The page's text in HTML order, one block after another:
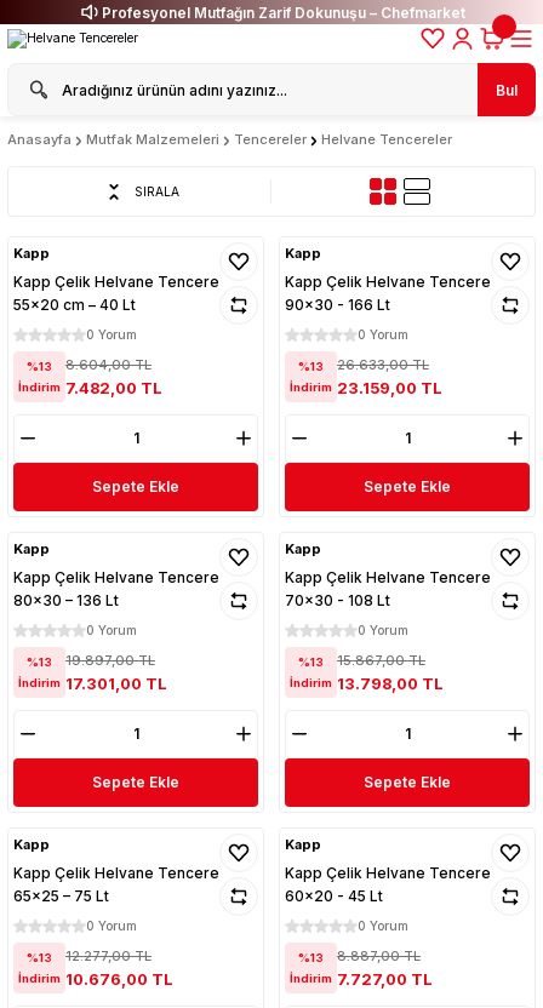
Profesyonel Mutfağın Zarif Dokunuşu – Chefmarket
Bul
Anasayfa Mutfak Malzemeleri Tencereler Helvane Tencereler
SIRALA
Kapp
Kapp Çelik Helvane Tencere
55x20 cm – 40 Lt
0 Yorum
%13
İndirim
8.604,00 TL
7.482,00 TL
Sepete Ekle
Kapp
Kapp Çelik Helvane Tencere
90x30 - 166 Lt
0 Yorum
%13
İndirim
26.633,00 TL
23.159,00 TL
Sepete Ekle
Kapp
Kapp Çelik Helvane Tencere
80x30 – 136 Lt
0 Yorum
%13
İndirim
19.897,00 TL
17.301,00 TL
Sepete Ekle
Kapp
Kapp Çelik Helvane Tencere
70x30 - 108 Lt
0 Yorum
%13
İndirim
15.867,00 TL
13.798,00 TL
Sepete Ekle
Kapp
Kapp Çelik Helvane Tencere
65x25 – 75 Lt
0 Yorum
%13
İndirim
12.277,00 TL
10.676,00 TL
Kapp
Kapp Çelik Helvane Tencere
60x20 - 45 Lt
0 Yorum
%13
İndirim
8.887,00 TL
7.727,00 TL